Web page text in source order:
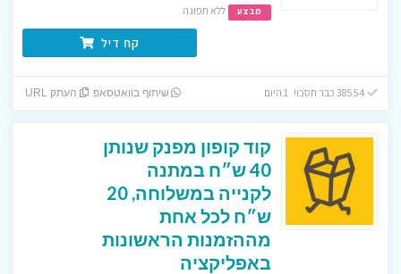
מבצע ללא תפוגה
קח דיל
38554 כבר חסכו! 1 היום שיתוף בוואטסאפ העתק URL
קוד קופון מפנק שנותן
40 ש״ח במתנה
לקנייה במשלוחה, 20
ש״ח לכל אחת
מההזמנות הראשונות
באפליקציה